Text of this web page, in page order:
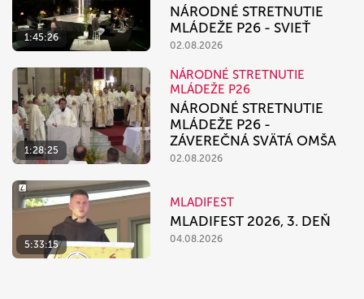
1:45:26
NÁRODNÉ STRETNUTIE
MLÁDEŽE P26 - SVIEŤ
02.08.2026
1:28:25
NÁRODNÉ STRETNUTIE
MLÁDEŽE P26
NÁRODNÉ STRETNUTIE
MLÁDEŽE P26 -
ZÁVEREČNÁ SVÄTÁ OMŠA
02.08.2026
5:33:15
MLADIFEST
MLADIFEST 2026, 3. DEŇ
04.08.2026